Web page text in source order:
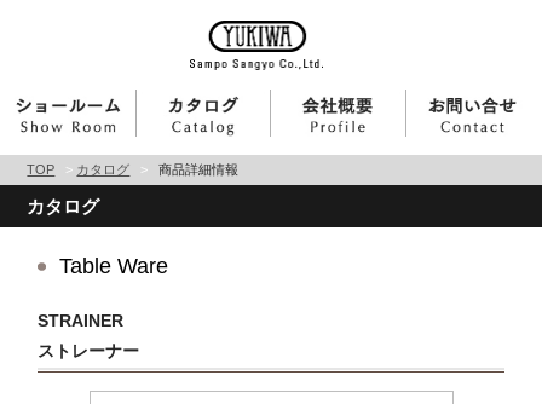
TOP > カタログ > 商品詳細情報
カタログ
Table Ware
STRAINER
ストレーナー